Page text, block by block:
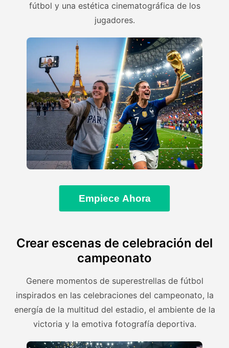
fútbol y una estética cinematográfica de los
jugadores.
Empiece Ahora
Crear escenas de celebración del
campeonato
Genere momentos de superestrellas de fútbol
inspirados en las celebraciones del campeonato, la
energía de la multitud del estadio, el ambiente de la
victoria y la emotiva fotografía deportiva.